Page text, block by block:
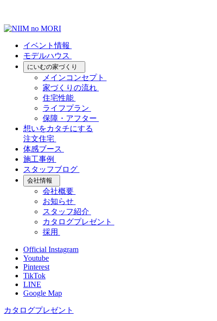
イベント情報
モデルハウス
にいむの家づくり
メインコンセプト
家づくりの流れ
住宅性能
ライフプラン
保障・アフター
想いをカタチにする
注文住宅
体感ブース
施工事例
スタッフブログ
会社情報
会社概要
お知らせ
スタッフ紹介
カタログプレゼント
採用
Official Instagram
Youtube
Pinterest
TikTok
LINE
Google Map
カタログプレゼント